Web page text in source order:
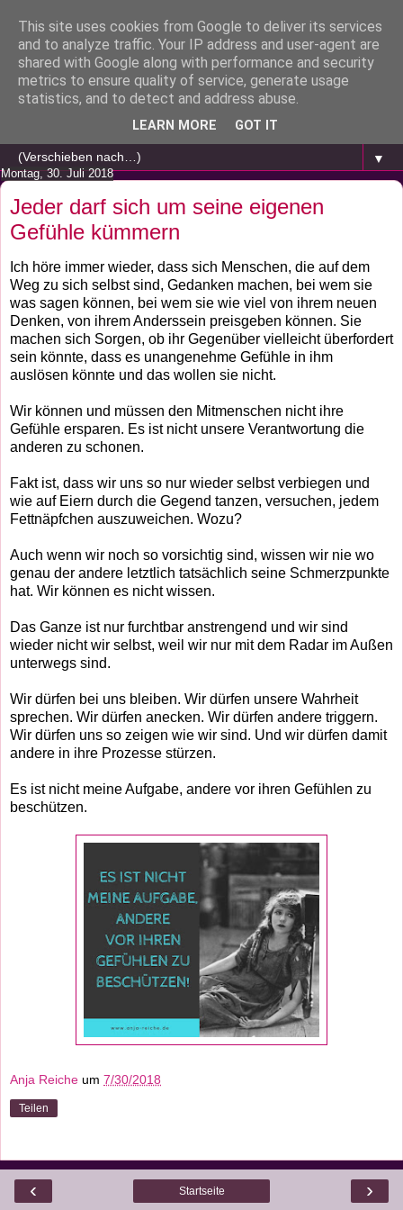
▼
Montag, 30. Juli 2018
Jeder darf sich um seine eigenen
Gefühle kümmern
Ich höre immer wieder, dass sich Menschen, die auf dem
Weg zu sich selbst sind, Gedanken machen, bei wem sie
was sagen können, bei wem sie wie viel von ihrem neuen
Denken, von ihrem Anderssein preisgeben können. Sie
machen sich Sorgen, ob ihr Gegenüber vielleicht überfordert
sein könnte, dass es unangenehme Gefühle in ihm
auslösen könnte und das wollen sie nicht.
Wir können und müssen den Mitmenschen nicht ihre
Gefühle ersparen. Es ist nicht unsere Verantwortung die
anderen zu schonen.
Fakt ist, dass wir uns so nur wieder selbst verbiegen und
wie auf Eiern durch die Gegend tanzen, versuchen, jedem
Fettnäpfchen auszuweichen. Wozu?
Auch wenn wir noch so vorsichtig sind, wissen wir nie wo
genau der andere letztlich tatsächlich seine Schmerzpunkte
hat. Wir können es nicht wissen.
Das Ganze ist nur furchtbar anstrengend und wir sind
wieder nicht wir selbst, weil wir nur mit dem Radar im Außen
unterwegs sind.
Wir dürfen bei uns bleiben. Wir dürfen unsere Wahrheit
sprechen. Wir dürfen anecken. Wir dürfen andere triggern.
Wir dürfen uns so zeigen wie wir sind. Und wir dürfen damit
andere in ihre Prozesse stürzen.
Es ist nicht meine Aufgabe, andere vor ihren Gefühlen zu
beschützen.
Anja Reiche um 7/30/2018
Teilen
‹ ›
Startseite
This site uses cookies from Google to deliver its services
and to analyze traffic. Your IP address and user-agent are
shared with Google along with performance and security
metrics to ensure quality of service, generate usage
statistics, and to detect and address abuse.
LEARN MORE GOT IT